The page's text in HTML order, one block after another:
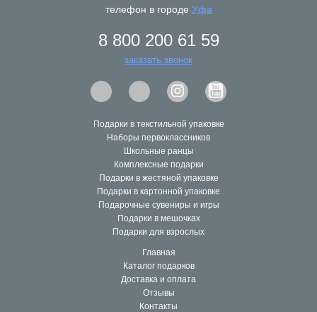
До 31 октября действует скидка -5% на ВСЕ новогодние
Сладкие новогодние подарки в картонной упаковке
Большой выбор тематических наборов
Развивающие игры и сувениры
скидка предоставляется при 100% предоплате;
скидка не суммируется с другими акциями;
скидка не распространяется на товары по суперцене;
телефон в городе Уфа
8 800 200 61 59
заказать звонок
Подарки в текстильной упаковке
Наборы первоклассников
Школьные ранцы
Комплексные подарки
Подарки в жестяной упаковке
Подарки в картонной упаковке
Подарочные сувениры и игры
Подарки в мешочках
Подарки для взрослых
Главная
Каталог подарков
Доставка и оплата
Отзывы
Контакты